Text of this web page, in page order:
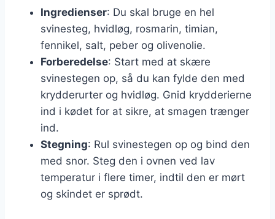
Ingredienser: Du skal bruge en hel
svinesteg, hvidløg, rosmarin, timian,
fennikel, salt, peber og olivenolie.
Forberedelse: Start med at skære
svinestegen op, så du kan fylde den med
krydderurter og hvidløg. Gnid krydderierne
ind i kødet for at sikre, at smagen trænger
ind.
Stegning: Rul svinestegen op og bind den
med snor. Steg den i ovnen ved lav
temperatur i flere timer, indtil den er mørt
og skindet er sprødt.